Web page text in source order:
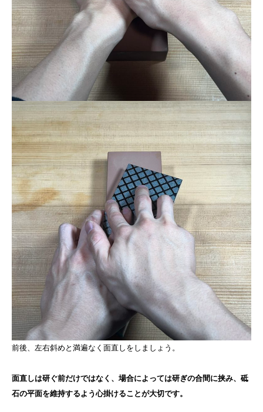
前後、左右斜めと満遍なく面直しをしましょう。
面直しは研ぐ前だけではなく、場合によっては研ぎの合間に挟み、砥
石の平面を維持するよう心掛けることが大切です。